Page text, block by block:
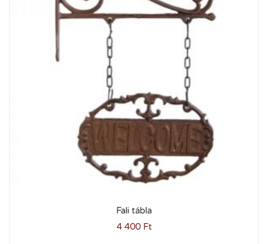
Fali tábla
4 400 Ft